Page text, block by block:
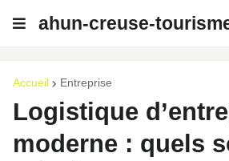
ahun-creuse-
Accueil Entreprise
Logistique
moderne : quels